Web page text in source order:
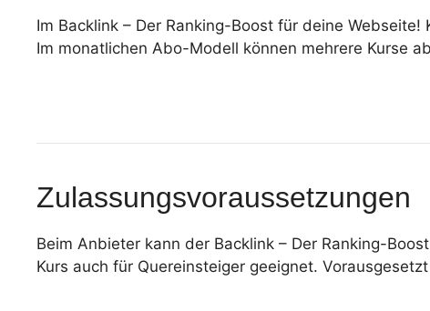
Im Backlink – Der Ranking-Boost für deine
Im monatlichen Abo-Modell können mehrere Kurse
Zulassungsvoraussetzungen
Beim Anbieter kann der Backlink – Der Ranking-
Kurs auch für Quereinsteiger geeignet.